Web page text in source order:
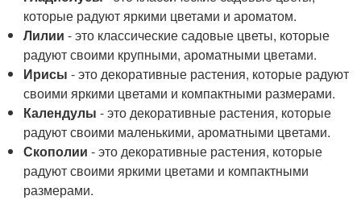
которые радуют яркими цветами и ароматом.
Лилии - это классические садовые цветы, которые
радуют своими крупными, ароматными цветами.
Ирисы - это декоративные растения, которые радуют
своими яркими цветами и компактными размерами.
Календулы - это декоративные растения, которые
радуют своими маленькими, ароматными цветами.
Скополии - это декоративные растения, которые
радуют своими яркими цветами и компактными
размерами.